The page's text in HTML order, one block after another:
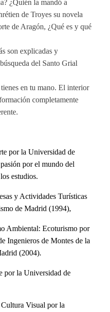
¿Quién la mandó a
de Troyes su novela
de Aragón, ¿Qué es y qué
son explicadas y
del Santo Grial
en tu mano. El interior
completamente
por la Universidad de
por el mundo del
estudios.
y Actividades Turísticas
de Madrid (1994),
Ambiental: Ecoturismo por
Ingenieros de Montes de la
(2004).
por la Universidad de
Visual por la